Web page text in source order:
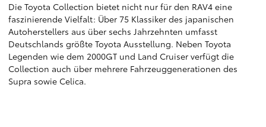
Die Toyota Collection bietet nicht nur für den RAV4 eine
faszinierende Vielfalt: Über 75 Klassiker des japanischen
Autoherstellers aus über sechs Jahrzehnten umfasst
Deutschlands größte Toyota Ausstellung. Neben Toyota
Legenden wie dem 2000GT und Land Cruiser verfügt die
Collection auch über mehrere Fahrzeuggenerationen des
Supra sowie Celica.